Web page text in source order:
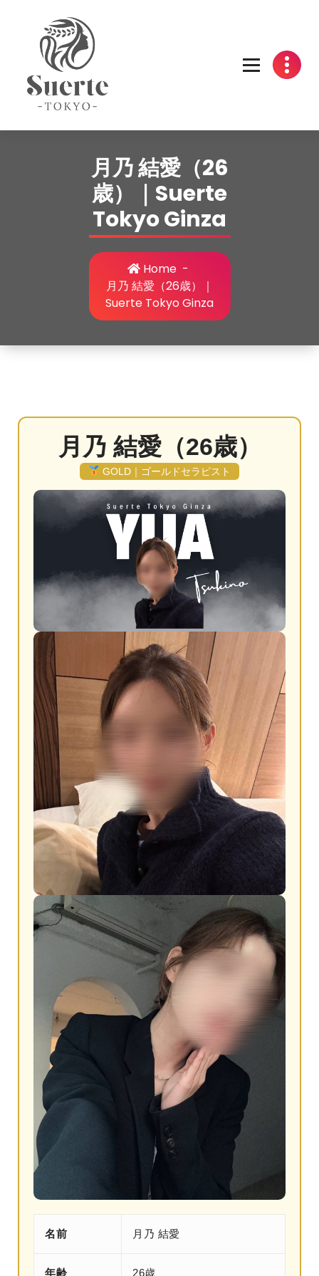
content
月乃 結愛（26
歳）｜Suerte
Tokyo Ginza
Home -
月乃 結愛（26歳）｜
Suerte Tokyo Ginza
月乃 結愛（26歳）
GOLD｜ゴールドセラピスト
名前 月乃 結愛
年齢 26歳